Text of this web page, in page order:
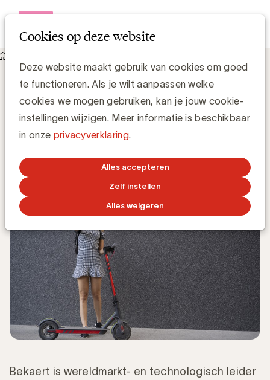
Cookies op deze website
Deze website maakt gebruik van cookies om goed
te functioneren. Als je wilt aanpassen welke
cookies we mogen gebruiken, kan je jouw cookie-
instellingen wijzigen. Meer informatie is beschikbaar
in onze privacyverklaring.
Alles accepteren
Zelf instellen
Alles weigeren
Bekaert, Lineas en Upgrade Estate worden lid van UBA
Bekaert, Lineas en Upgrade Estate
worden lid van UBA
UBA Team
25 JULI 2019
Bekaert is wereldmarkt- en technologisch leider